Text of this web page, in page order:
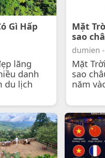
Gì Hấp
lãng
danh
du lịch
Mặt
sao
dumien
Mặt
sao
năm